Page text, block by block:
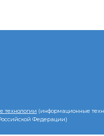
технологии (информационные
Федерации)